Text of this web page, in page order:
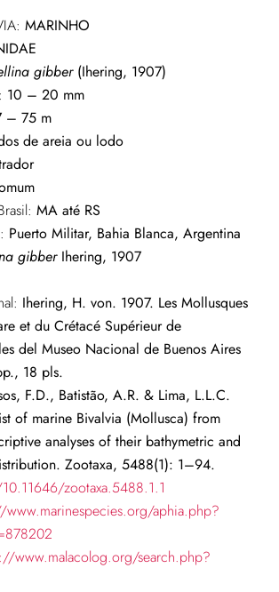
MARINHO
gibber(Ihering, 1907)
10 – 20 mm
– 75 m
de areia ou lodo
MA até RS
Puerto Militar, Bahia Blanca, Argentina
gibberIhering, 1907
Ihering, H. von. 1907. Les Mollusques
et du Crétacé Supérieur de
del Museo Nacional de Buenos Aires
18 pls.
F.D., Batistão, A.R. & Lima, L.L.C.
of marine Bivalvia (Mollusca) from
analyses of their bathymetric and
Zootaxa, 5488(1): 1–94.
zootaxa.5488.1.1
aphia.php?
www.malacolog.org/search.php?